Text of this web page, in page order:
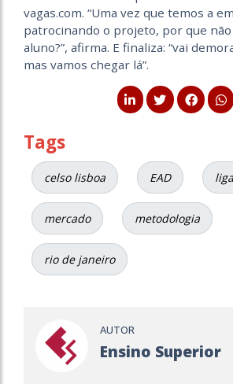
vagas.com. “Uma vez que temos a
patrocinando o projeto, por que
aluno?”, afirma. E finaliza: “vai
mas vamos chegar lá”.
Tags
celso lisboa EAD liga
mercado metodologia
rio de janeiro
AUTOR
Ensino Superior